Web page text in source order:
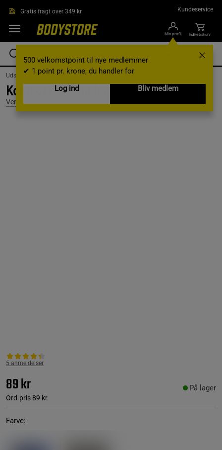
Gratis fragt over 349 kr Kundeservice
Min profil
500 velkomstpoint til nye medlemmer
✔ 1 point pr. krone, du handler for
Log ind
Bliv medlem
Indkøbskurv
Udstyr og tilbehør /Kampsport /Beskyttelsesudstyr /
Kontact Bokselindor 4 m Sort
Venum
5 anmeldelser
89 kr
Ord.pris 89 kr
På lager
Farve: